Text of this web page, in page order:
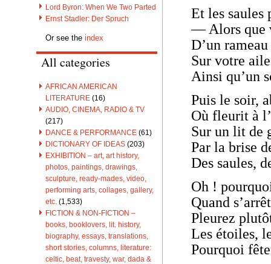
Lord Byron: When We Two Parted
Ernst Stadler: Der Spruch
Or see the index
All categories
AFRICAN AMERICAN
LITERATURE (16)
AUDIO, CINEMA, RADIO & TV
(217)
DANCE & PERFORMANCE (61)
DICTIONARY OF IDEAS (203)
EXHIBITION – art, art history,
photos, paintings, drawings,
sculpture, ready-mades, video,
performing arts, collages, gallery,
etc. (1,533)
FICTION & NON-FICTION –
books, booklovers, lit. history,
biography, essays, translations,
short stories, columns, literature:
celtic, beat, travesty, war, dada &
Et les saules
— Alors que
D’un
Sur votre
Ainsi qu’un
Puis le soir,
Où fleurit à
Sur un lit de
Par la brise
Des saules,
Oh !
Quand
Pleurez
Les étoiles,
Pourquoi